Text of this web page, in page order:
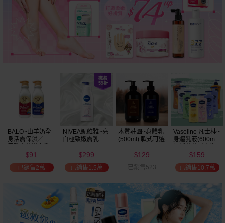
BALO~山羊奶全
身活膚保濕／玻
液(550ml) 款式可
選
$91
已銷售2萬
NIVEA妮維雅~亮
白極致嫩膚乳液
$299
已銷售1.5萬
木質莊園~身體乳
(500ml) 款式可選
$129
已銷售523
Vaseline 凡士林~
身體乳液(600ml)
保濕鎖水／全方
位保濕鎖水／可
可油／薰衣草／
+E 款式可選
$159
已銷售10.7萬